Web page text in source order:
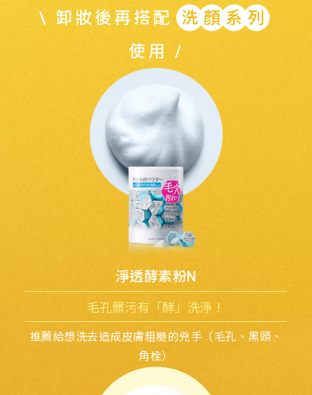
\ 卸妝後再搭配
洗顏系列
使用 /
淨透酵素粉N
毛孔髒污有「酵」洗淨！
推薦給想洗去造成皮膚粗糙的兇手 （毛孔、黑頭、
角栓）